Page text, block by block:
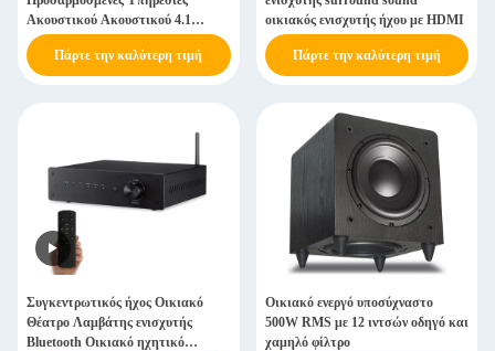
Ακουστικού Ακουστικού 4.1
Διάδρομος ενισχυτής με HDMI
Πάρτε την καλύτερη τιμή
οικιακός ενισχυτής ήχου με HDMI
Πάρτε την καλύτερη τιμή
Συγκεντρωτικός ήχος Οικιακό
Θέατρο Λαμβάτης ενισχυτής
Bluetooth Οικιακό ηχητικό
Οικιακό ενεργό υποσύχναστο
500W RMS με 12 ιντσών οδηγό και
χαμηλό φίλτρο